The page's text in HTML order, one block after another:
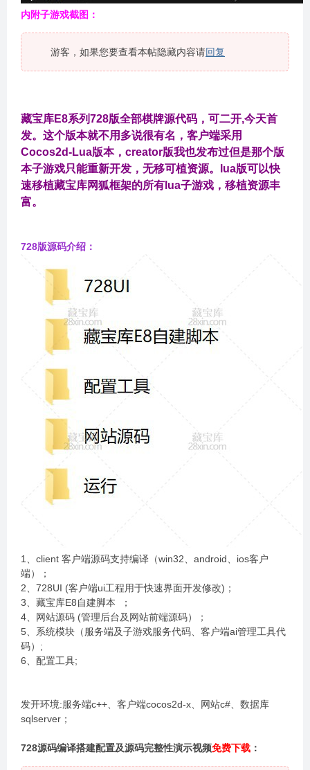
内附子游戏截图：
游客，如果您要查看本帖隐藏内容请回复
藏宝库E8系列728版全部棋牌源代码，可二开,今天首
发。这个版本就不用多说很有名，客户端采用
Cocos2d-Lua版本， creator版我也发布过但是那个版
本子游戏只能重新开发，无移可植资源。lua版可以快
速移植藏宝库网狐框架的所有lua子游戏，移植资源丰
富。
728版源码介绍：
1、client 客户端源码支持编译（win32、android、ios客户
端）；
2、728UI (客户端ui工程用于快速界面开发修改)；
3、藏宝库E8自建脚本 ；
4、网站源码 (管理后台及网站前端源码）；
5、系统模块（服务端及子游戏服务代码、客户端ai管理工具代
码）;
6、配置工具;
发开环境:服务端c++、客户端cocos2d-x、网站c#、数据库
sqlserver；
728源码编译搭建配置及源码完整性演示视频免费下载 ：